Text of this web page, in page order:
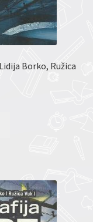
Borko, Ružica